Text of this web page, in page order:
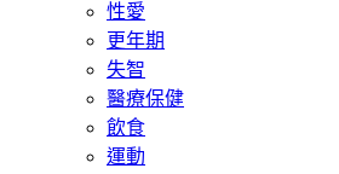
性愛
更年期
失智
醫療保健
飲食
運動